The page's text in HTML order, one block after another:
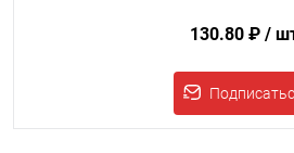
130.80 ₽ /